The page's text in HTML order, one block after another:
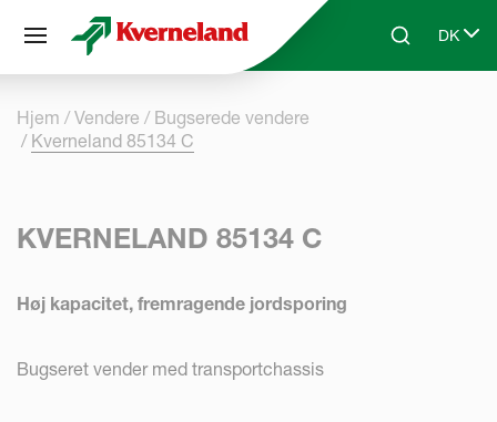
Skip to main contentSearchDK
Select
Hjem Vendere
Bugserede vendere
Kverneland 85134 C
KVERNELAND 85134 C
Høj kapacitet, fremragende jordsporing
Bugseret vender med transportchassis
CCookie-styringspanel